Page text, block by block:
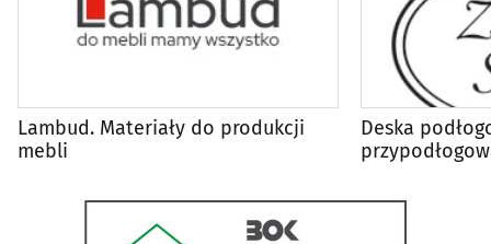
Lambud. Materiały do produkcji
mebli
Deska